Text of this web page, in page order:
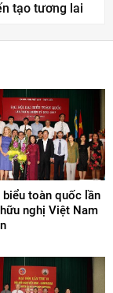
tạo tương lai
toàn quốc lần
nghị Việt Nam